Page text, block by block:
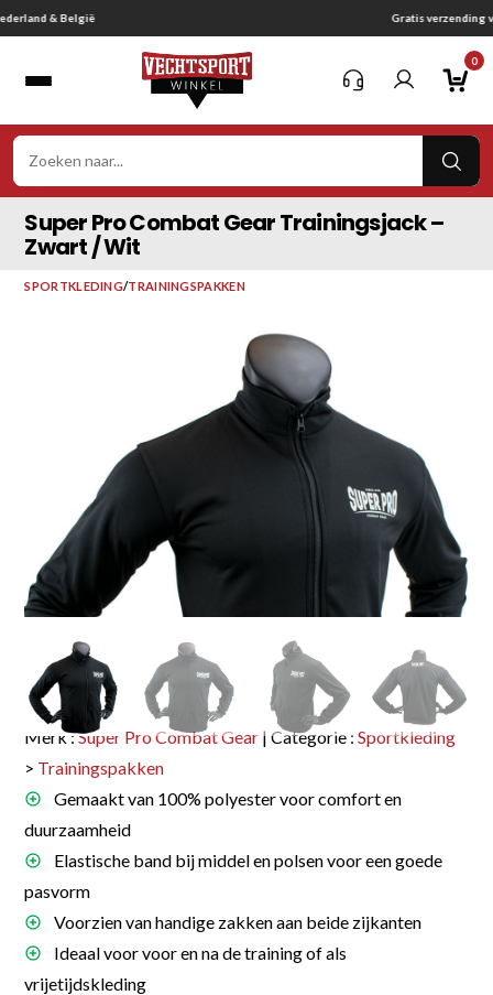
Ga
naar
0
Super Pro Combat Gear Trainingsjack –
Zwart / Wit
SPORTKLEDING/TRAININGSPAKKEN
Merk :Super Pro Combat Gear | Categorie :Sportkleding
> Trainingspakken
Gemaakt van 100% polyester voor comfort en
duurzaamheid
Elastische band bij middel en polsen voor een goede
pasvorm
Voorzien van handige zakken aan beide zijkanten
Ideaal voor voor en na de training of als
vrijetijdskleding